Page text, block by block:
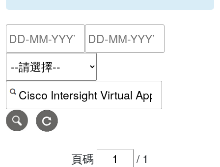
請輸入搜尋日期範圍的開
按關鍵字或 CVE ID 搜尋保安警報
頁碼 / 1